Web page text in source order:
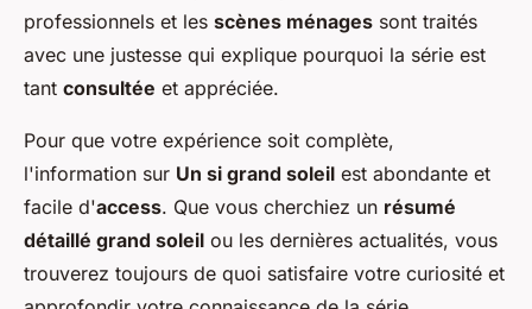
professionnels et les scènes ménages sont traités
avec une justesse qui explique pourquoi la série est
tant consultée et appréciée.
Pour que votre expérience soit complète,
l'information sur Un si grand soleil est abondante et
facile d'access. Que vous cherchiez un résumé
détaillé grand soleil ou les dernières actualités, vous
trouverez toujours de quoi satisfaire votre curiosité et